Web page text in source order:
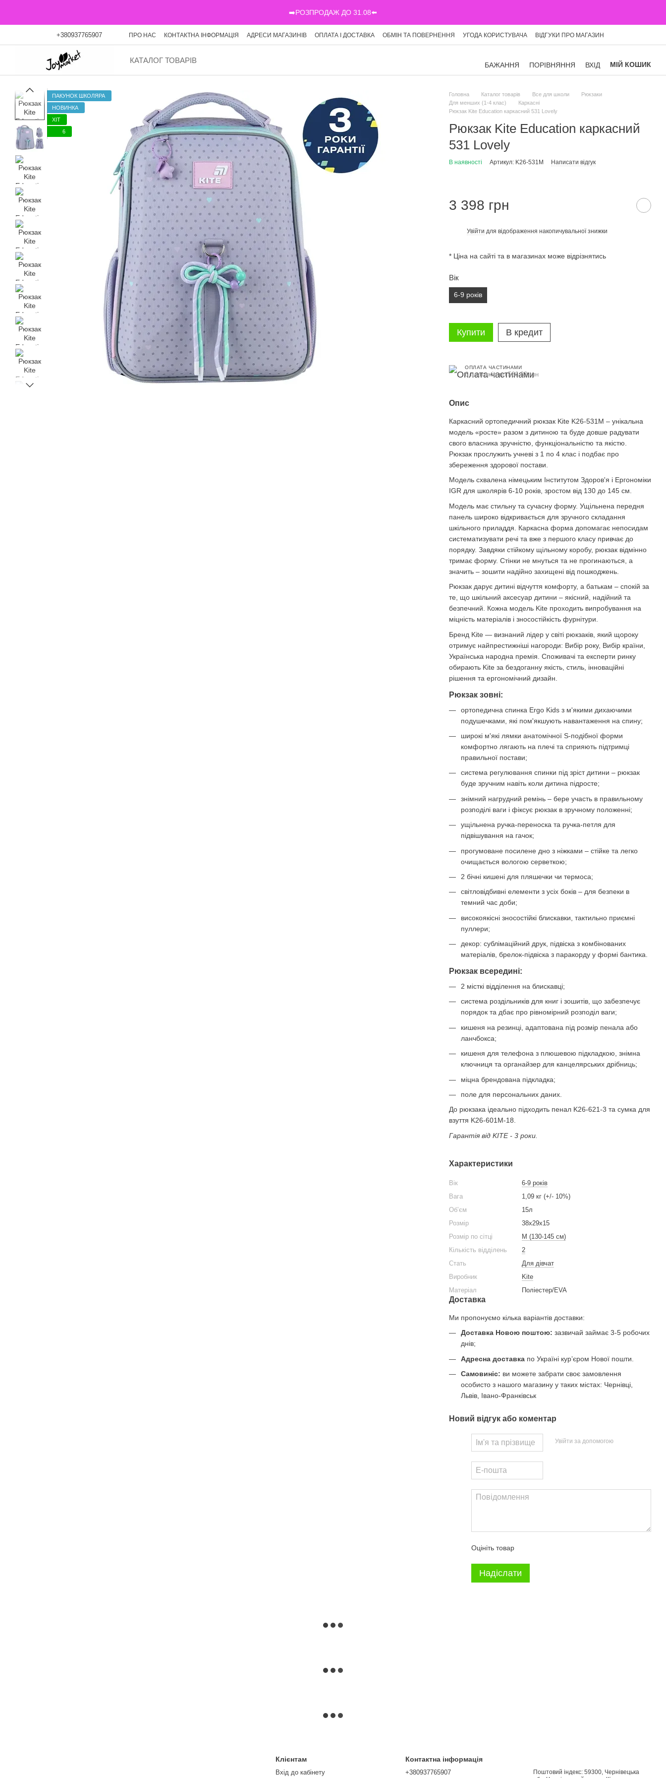
➡️РОЗПРОДАЖ ДО 31.08⬅️
+380937765907 ПРО НАС КОНТАКТНА ІНФОРМАЦІЯ АДРЕСИ МАГАЗИНІВ ОПЛАТА І ДОСТАВКА ОБМІН ТА ПОВЕРНЕННЯ УГОДА КОРИСТУВАЧА
ВІДГУКИ ПРО МАГАЗИН
ОПЛАТА ЧАСТИНАМИ
БЛОГ
КАТАЛОГ ТОВАРІВ
БАЖАННЯ ПОРІВНЯННЯ ВХІД МІЙ КОШИК
ПАКУНОК ШКОЛЯРА
НОВИНКА
ХІТ
6
Головна Каталог товарів Все для школи
Рюкзаки
Для менших (1-4 клас)
Каркасні
Рюкзак Kite Education каркасний 531 Lovely
Рюкзак Kite Education каркасний
531 Lovely
В наявності Артикул: K26-531M Написати відгук
3 398 грн
Увійти для відображення накопичувальної знижки
* Ціна на сайті та в магазинах може відрізнятись
Вік
6-9 років
Купити В кредит
ОПЛАТА ЧАСТИНАМИ
6 платежів по 566.33 грн
Опис
Каркасний ортопедичний рюкзак Kite K26-531M – унікальна
модель «росте» разом з дитиною та буде довше радувати
свого власника зручністю, функціональністю та якістю.
Рюкзак прослужить учневі з 1 по 4 клас і подбає про
збереження здорової постави.
Модель схвалена німецьким Інститутом Здоров'я і Ергономіки
IGR для школярів 6-10 років, зростом від 130 до 145 см.
Модель має стильну та сучасну форму. Ущільнена передня
панель широко відкривається для зручного складання
шкільного приладдя. Каркасна форма допомагає непосидам
систематизувати речі та вже з першого класу привчає до
порядку. Завдяки стійкому щільному коробу, рюкзак відмінно
тримає форму. Стінки не мнуться та не прогинаються, а
значить – зошити надійно захищені від пошкоджень.
Рюкзак дарує дитині відчуття комфорту, а батькам – спокій за
те, що шкільний аксесуар дитини – якісний, надійний та
безпечний. Кожна модель Kite проходить випробування на
міцність матеріалів і зносостійкість фурнітури.
Бренд Kite — визнаний лідер у світі рюкзаків, який щороку
отримує найпрестижніші нагороди: Вибір року, Вибір країни,
Українська народна премія. Споживачі та експерти ринку
обирають Kite за бездоганну якість, стиль, інноваційні
рішення та ергономічний дизайн.
Рюкзак зовні:
ортопедична спинка Ergo Kids з м'якими дихаючими
подушечками, які пом'якшують навантаження на спину;
широкі м'які лямки анатомічної S-подібної форми
комфортно лягають на плечі та сприяють підтримці
правильної постави;
система регулювання спинки під зріст дитини – рюкзак
буде зручним навіть коли дитина підросте;
знімний нагрудний ремінь – бере участь в правильному
розподілі ваги і фіксує рюкзак в зручному положенні;
ущільнена ручка-переноска та ручка-петля для
підвішування на гачок;
прогумоване посилене дно з ніжками – стійке та легко
очищається вологою серветкою;
2 бічні кишені для пляшечки чи термоса;
світловідбивні елементи з усіх боків – для безпеки в
темний час доби;
високоякісні зносостійкі блискавки, тактильно приємні
пуллери;
декор: сублімаційний друк, підвіска з комбінованих
матеріалів, брелок-підвіска з паракорду у формі бантика.
Рюкзак всередині:
2 місткі відділення на блискавці;
система роздільників для книг і зошитів, що забезпечує
порядок та дбає про рівномірний розподіл ваги;
кишеня на резинці, адаптована під розмір пенала або
ланчбокса;
кишеня для телефона з плюшевою підкладкою, знімна
ключниця та органайзер для канцелярських дрібниць;
міцна брендована підкладка;
поле для персональних даних.
До рюкзака ідеально підходить пенал K26-621-3 та сумка для
взуття K26-601M-18.
Гарантія від KITE - 3 роки.
Характеристики
Вік
6-9 років
Вага
1,09 кг (+/- 10%)
Обʼєм
15л
Розмір
38x29x15
Розмір по сітці
M (130-145 см)
Кількість відділень
2
Стать
Для дівчат
Виробник
Kite
Матеріал
Поліестер/EVA
Доставка
Ми пропонуємо кілька варіантів доставки:
Доставка Новою поштою: зазвичай займає 3-5 робочих
днів;
Адресна доставка по Україні курʼєром Нової пошти.
Самовиніс: ви можете забрати своє замовлення
особисто з нашого магазину у таких містах: Чернівці,
Львів, Івано-Франківськ
Новий відгук або коментар
Увійти за допомогою
Оцініть товар
Надіслати
Клієнтам
Вхід до кабінету
Контактна інформація
+380937765907
Поштовий індекс: 59300, Чернівецька